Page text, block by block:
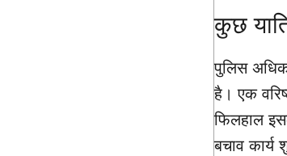
कुछ
पुलिस
है। एक
फिलहाल
बचाव कार्य